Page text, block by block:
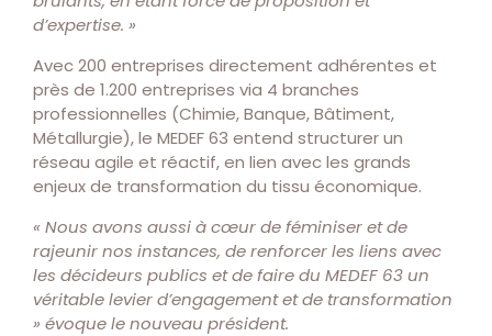
d’expertise. »
Avec 200 entreprises directement adhérentes et
près de 1.200 entreprises via 4 branches
professionnelles (Chimie, Banque, Bâtiment,
Métallurgie), le MEDEF 63 entend structurer un
réseau agile et réactif, en lien avec les grands
enjeux de transformation du tissu économique.
« Nous avons aussi à cœur de féminiser et de
rajeunir nos instances, de renforcer les liens avec
les décideurs publics et de faire du MEDEF 63 un
véritable levier d’engagement et de transformation
» évoque le nouveau président.